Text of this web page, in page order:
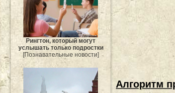
Рингтон, который могут
услышать только подростки
[Познавательные новости]
Алгоритм